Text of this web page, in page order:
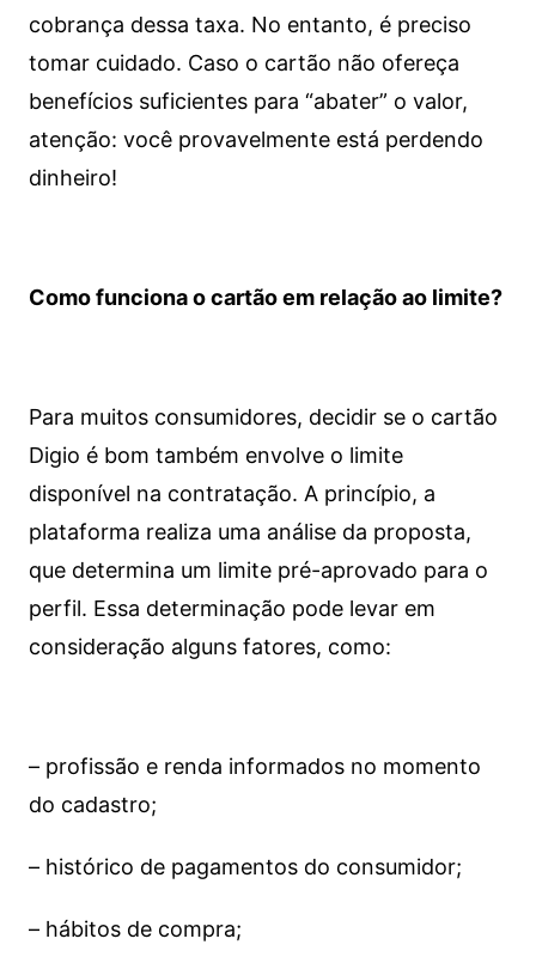
cobrança dessa taxa. No entanto, é preciso
tomar cuidado. Caso o cartão não ofereça
benefícios suficientes para “abater” o valor,
atenção: você provavelmente está perdendo
dinheiro!
Como funciona o cartão em relação ao limite?
Para muitos consumidores, decidir se o cartão
Digio é bom também envolve o limite
disponível na contratação. A princípio, a
plataforma realiza uma análise da proposta,
que determina um limite pré-aprovado para o
perfil. Essa determinação pode levar em
consideração alguns fatores, como:
– profissão e renda informados no momento
do cadastro;
– histórico de pagamentos do consumidor;
– hábitos de compra;